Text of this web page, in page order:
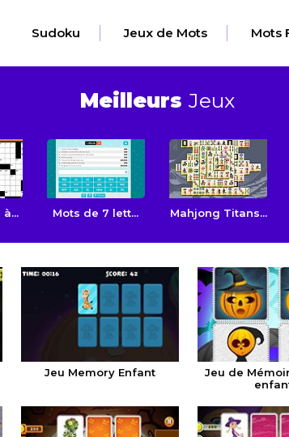
Sudoku Jeux de Mots Mots
Meilleurs Jeux
Mots de 7 lett... Mahjong Titans...
Jeu Memory Enfant
Jeu de